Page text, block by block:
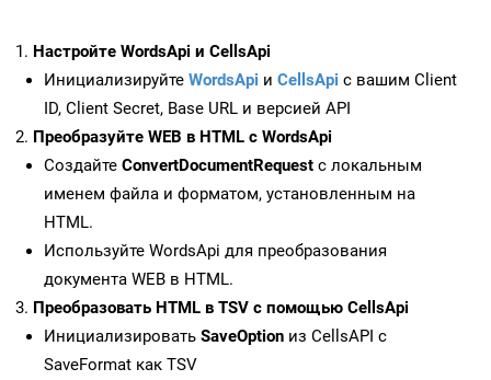
Настройте WordsApi и CellsApi
Инициализируйте WordsApi и CellsApi с вашим Client
ID, Client Secret, Base URL и версией API
Преобразуйте WEB в HTML с WordsApi
Создайте ConvertDocumentRequest с локальным
именем файла и форматом, установленным на
HTML.
Используйте WordsApi для преобразования
документа WEB в HTML.
Преобразовать HTML в TSV с помощью CellsApi
Инициализировать SaveOption из CellsAPI с
SaveFormat как TSV